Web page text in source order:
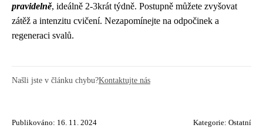
pravidelně, ideálně 2-3krát týdně. Postupně můžete zvyšovat
zátěž a intenzitu cvičení. Nezapomínejte na odpočinek a
regeneraci svalů.
Našli jste v článku chybu?Kontaktujte nás
Publikováno: 16. 11. 2024 Kategorie: Ostatní